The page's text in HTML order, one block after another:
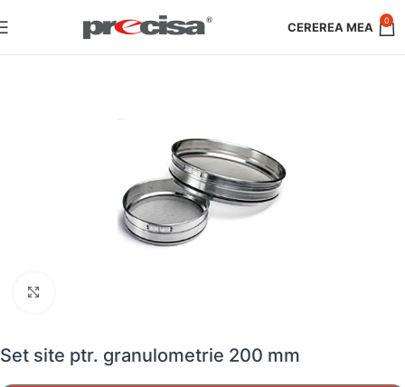
0
Set site ptr. granulometrie 200 mm